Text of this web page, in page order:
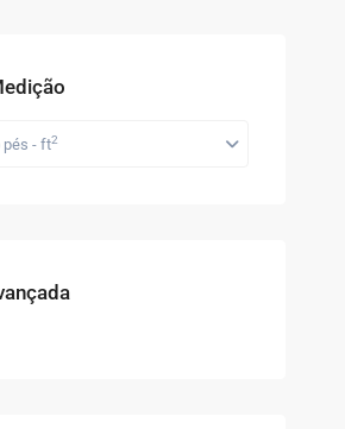
pés - ft2